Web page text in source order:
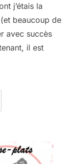
j’étais la
beaucoup de
avec succès
il est